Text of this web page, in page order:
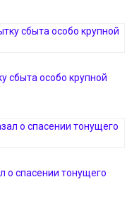
сбыта особо крупной
о спасении тонущего